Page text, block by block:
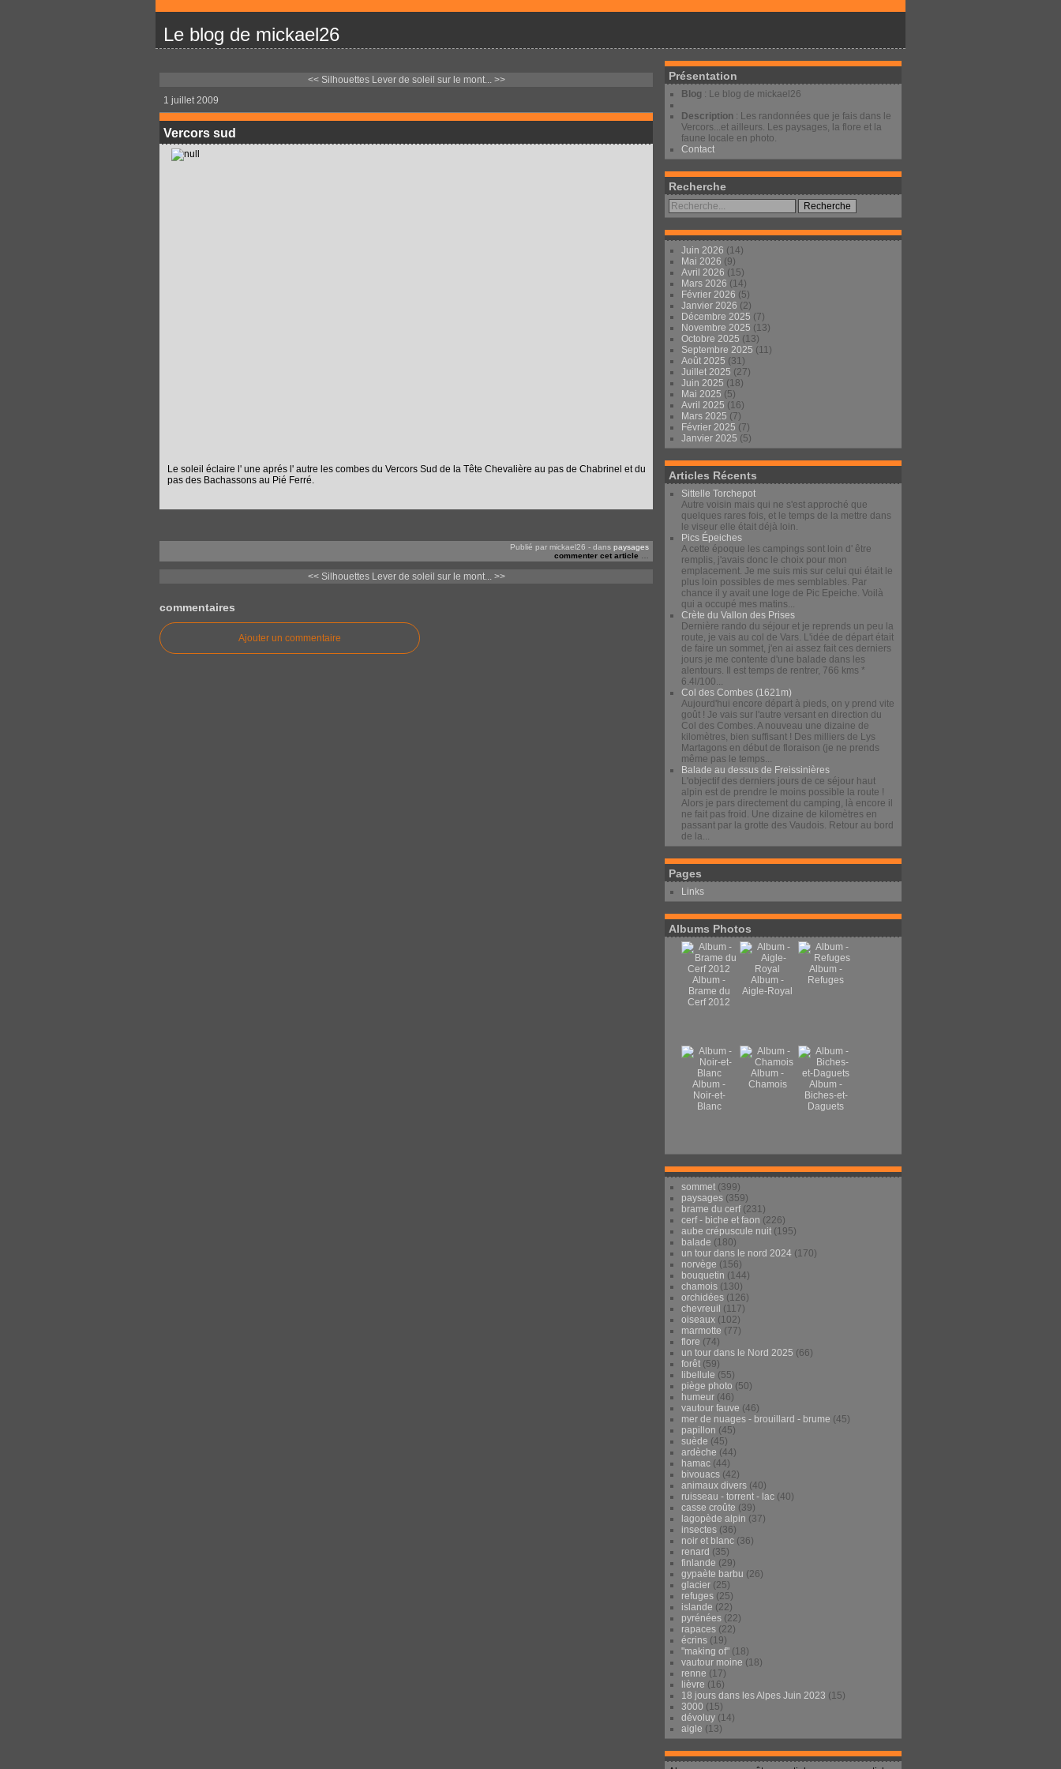
Le blog de mickael26
<< Silhouettes Lever de soleil sur le mont... >>
1 juillet 2009
Vercors sud
Le soleil éclaire l' une aprés l' autre les combes du Vercors Sud de la Tête Chevalière au pas de Chabrinel et du
pas des Bachassons au Pié Ferré.
Publié par mickael26 - dans paysages
commenter cet article
<< Silhouettes Lever de soleil sur le mont... >>
commentaires
Ajouter un commentaire
Présentation
Blog : Le blog de mickael26
Description : Les randonnées que je fais dans le
Vercors...et ailleurs. Les paysages, la flore et la
faune locale en photo.
Contact
Recherche
Juin 2026 (14)
Mai 2026 (9)
Avril 2026 (15)
Mars 2026 (14)
Février 2026 (5)
Janvier 2026 (2)
Décembre 2025 (7)
Novembre 2025 (13)
Octobre 2025 (13)
Septembre 2025 (11)
Août 2025 (31)
Juillet 2025 (27)
Juin 2025 (18)
Mai 2025 (5)
Avril 2025 (16)
Mars 2025 (7)
Février 2025 (7)
Janvier 2025 (5)
Articles Récents
Sittelle Torchepot
Autre voisin mais qui ne s'est approché que
quelques rares fois, et le temps de la mettre dans
le viseur elle était déjà loin.
Pics Épeiches
A cette époque les campings sont loin d' être
remplis, j'avais donc le choix pour mon
emplacement. Je me suis mis sur celui qui était le
plus loin possibles de mes semblables. Par
chance il y avait une loge de Pic Epeiche. Voilà
qui a occupé mes matins...
Crète du Vallon des Prises
Dernière rando du séjour et je reprends un peu la
route, je vais au col de Vars. L'idée de départ était
de faire un sommet, j'en ai assez fait ces derniers
jours je me contente d'une balade dans les
alentours. Il est temps de rentrer, 766 kms *
6.4l/100...
Col des Combes (1621m)
Aujourd'hui encore départ à pieds, on y prend vite
goût ! Je vais sur l'autre versant en direction du
Col des Combes. A nouveau une dizaine de
kilomètres, bien suffisant ! Des milliers de Lys
Martagons en début de floraison (je ne prends
même pas le temps...
Balade au dessus de Freissinières
L'objectif des derniers jours de ce séjour haut
alpin est de prendre le moins possible la route !
Alors je pars directement du camping, là encore il
ne fait pas froid. Une dizaine de kilomètres en
passant par la grotte des Vaudois. Retour au bord
de la...
Pages
Links
Albums Photos
Album -
Brame du
Cerf 2012
Album -
Aigle-Royal
Album -
Refuges
Album -
Noir-et-
Blanc
Album -
Chamois
Album -
Biches-et-
Daguets
sommet (399)
paysages (359)
brame du cerf(231)
cerf - biche et faon (226)
aube crépuscule nuit (195)
balade (180)
un tour dans le nord 2024 (170)
norvège (156)
bouquetin (144)
chamois (130)
orchidées (126)
chevreuil (117)
oiseaux (102)
marmotte (77)
flore (74)
un tour dans le Nord 2025 (66)
forêt (59)
libellule (55)
piège photo (50)
humeur (46)
vautour fauve (46)
mer de nuages - brouillard - brume (45)
papillon (45)
suède (45)
ardèche (44)
hamac (44)
bivouacs (42)
animaux divers (40)
ruisseau - torrent - lac (40)
casse croûte (39)
lagopède alpin (37)
insectes (36)
noir et blanc (36)
renard (35)
finlande (29)
gypaète barbu (26)
glacier (25)
refuges (25)
islande (22)
pyrénées (22)
rapaces (22)
écrins (19)
"making of" (18)
vautour moine (18)
renne (17)
lièvre (16)
18 jours dans les Alpes Juin 2023 (15)
3000 (15)
dévoluy (14)
aigle (13)